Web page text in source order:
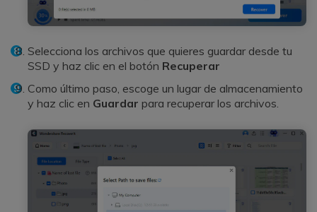
Selecciona los archivos que quieres guardar desde tu
SSD y haz clic en el botón Recuperar
Como último paso, escoge un lugar de almacenamiento
y haz clic en Guardar para recuperar los archivos.